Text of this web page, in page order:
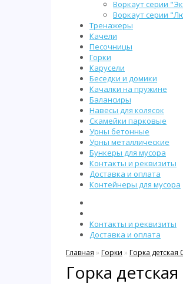
Воркаут серии
Воркаут серии
Тренажеры
Качели
Песочницы
Горки
Карусели
Беседки и домики
Качалки на пружине
Балансиры
Навесы для колясок
Скамейки парковые
Урны бетонные
Урны металлические
Бункеры для мусора
Контакты и реквизиты
Доставка и оплата
Контейнеры для мусора
Контакты и реквизиты
Доставка и оплата
Главная » Горки » Горка детская
Горка